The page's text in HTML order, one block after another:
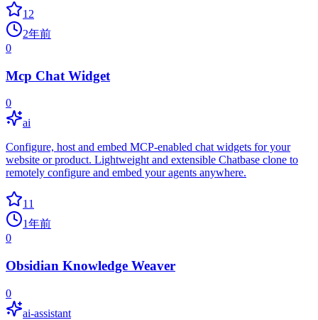
12
2年前
0
Mcp Chat Widget
0
ai
Configure, host and embed MCP-enabled chat widgets for your
website or product. Lightweight and extensible Chatbase clone to
remotely configure and embed your agents anywhere.
11
1年前
0
Obsidian Knowledge Weaver
0
ai-assistant